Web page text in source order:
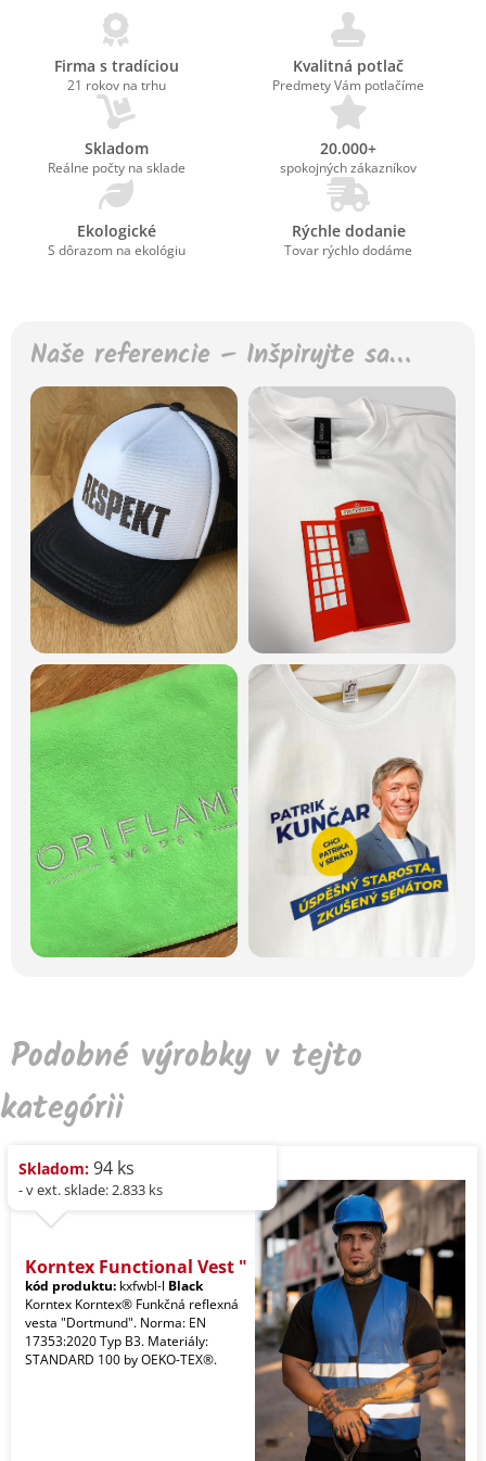
Firma s tradíciou
21 rokov na trhu
Kvalitná potlač
Predmety Vám potlačíme
Skladom
Reálne počty na sklade
20.000+
spokojných zákazníkov
Ekologické
S dôrazom na ekológiu
Rýchle dodanie
Tovar rýchlo dodáme
Naše referencie – Inšpirujte sa…
Podobné výrobky v tejto
kategórii
Skladom: 94 ks
- v ext. sklade: 2.833 ks
Korntex Functional Vest "
kód produktu: kxfwbl-l Black
Korntex Korntex® Funkčná reflexná
vesta "Dortmund". Norma: EN
17353:2020 Typ B3. Materiály:
STANDARD 100 by OEKO-TEX®.